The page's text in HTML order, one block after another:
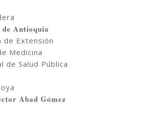
Antioquia
de Extensión
Medicina
de Salud Pública
Abad Gómez